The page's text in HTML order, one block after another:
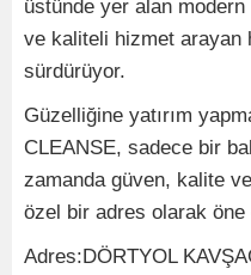
üstünde yer alan
ve kaliteli hizmet arayan
sürdürüyor.
Güzelliğine yatırım
CLEANSE, sadece bir
zamanda güven, kalite
özel bir adres olarak öne
Adres:DÖRTYOL